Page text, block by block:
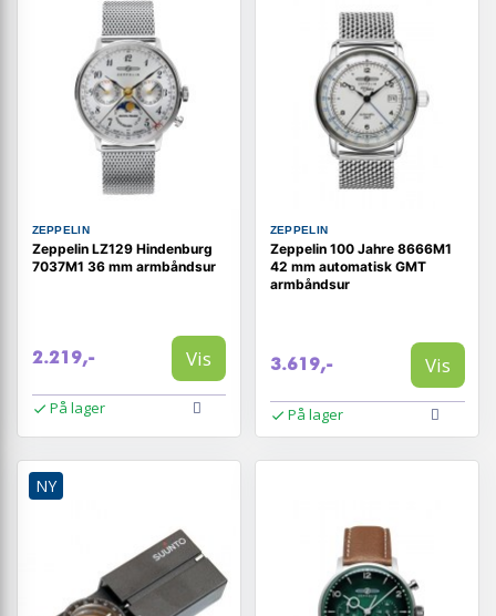
ZEPPELIN
Zeppelin LZ129 Hindenburg
7037M1 36 mm armbåndsur
2.219,- Vis
På lager
ZEPPELIN
Zeppelin 100 Jahre 8666M1
42 mm automatisk GMT
armbåndsur
3.619,- Vis
På lager
NY